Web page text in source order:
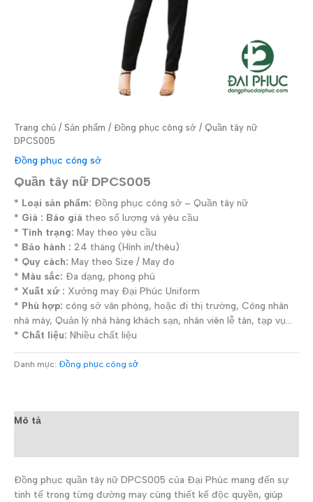
Trang chủ / Sản phẩm / Đồng phục công sở / Quần tây nữ
DPCS005
Đồng phục công sở
Quần tây nữ DPCS005
* Loại sản phẩm: Đồng phục công sở – Quần tây nữ
* Giá : Báo giá theo số lượng và yêu cầu
* Tình trạng: May theo yêu cầu
* Bảo hành : 24 tháng (Hình in/thêu)
* Quy cách: May theo Size / May đo
* Màu sắc: Đa dạng, phong phú
* Xuất xứ : Xưởng may Đại Phúc Uniform
* Phù hợp: công sở văn phòng, hoặc đi thị trường, Công nhân
nhà máy, Quản lý nhà hàng khách sạn, nhân viên lễ tân, tạp vụ…
* Chất liệu: Nhiều chất liệu
Danh mục: Đồng phục công sở
Mô tả
Đồng phục quần tây nữ DPCS005 của Đại Phúc mang đến sự
tinh tế trong từng đường may cùng thiết kế độc quyền, giúp